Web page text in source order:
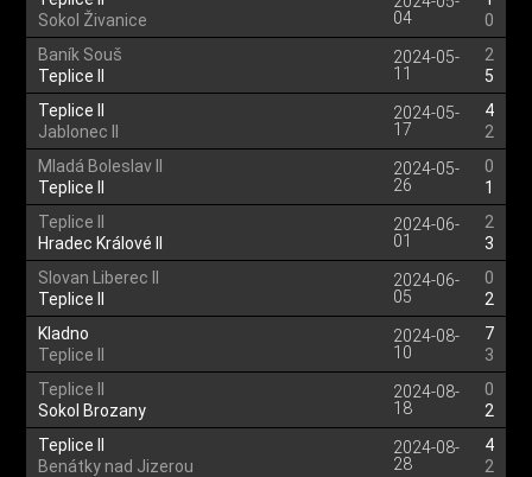
Sokol Živanice
04
0
Baník Souš
Teplice II
2024-05-
11
2
5
Teplice II
Jablonec II
2024-05-
17
4
2
Mladá Boleslav II
Teplice II
2024-05-
26
0
1
Teplice II
Hradec Králové II
2024-06-
01
2
3
Slovan Liberec II
Teplice II
2024-06-
05
0
2
Kladno
Teplice II
2024-08-
10
7
3
Teplice II
Sokol Brozany
2024-08-
18
0
2
Teplice II
Benátky nad Jizerou
2024-08-
28
4
2